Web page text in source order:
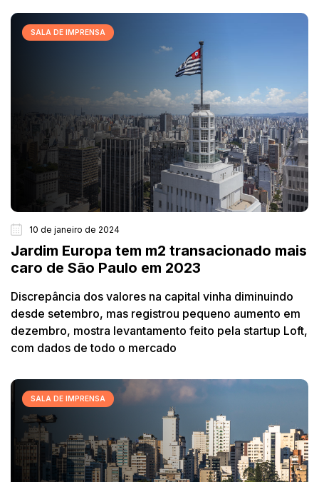
SALA DE IMPRENSA
10 de janeiro de 2024
Jardim Europa tem m2 transacionado mais
caro de São Paulo em 2023
Discrepância dos valores na capital vinha diminuindo
desde setembro, mas registrou pequeno aumento em
dezembro, mostra levantamento feito pela startup Loft,
com dados de todo o mercado
SALA DE IMPRENSA